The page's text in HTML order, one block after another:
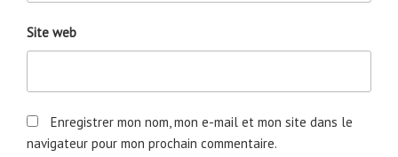
Site web
Enregistrer mon nom, mon e-mail et mon site dans le
navigateur pour mon prochain commentaire.